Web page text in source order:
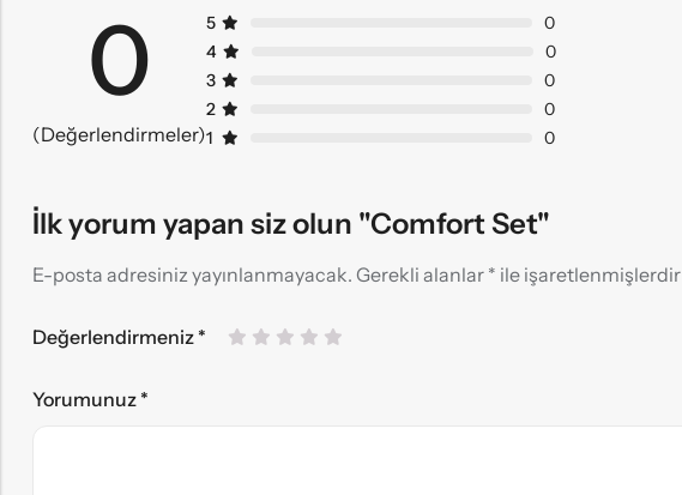
0
(Değerlendirmeler)
5
0
4
0
3
0
2
0
1
0
İlk yorum yapan siz olun "Comfort Set"
E-posta adresiniz yayınlanmayacak. Gerekli alanlar * ile işaretlenmişlerdir
Değerlendirmeniz *
Yorumunuz *